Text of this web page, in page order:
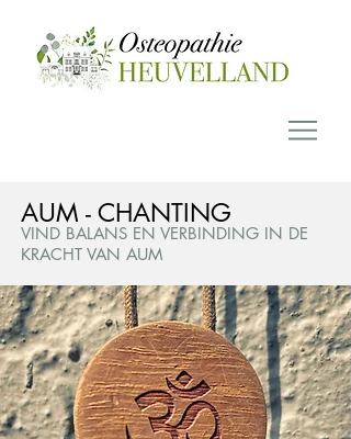
AUM - CHANTING
VIND BALANS EN VERBINDING IN DE
KRACHT VAN AUM